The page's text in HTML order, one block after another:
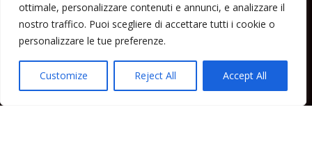
ottimale, personalizzare contenuti e annunci, e analizzare il
nostro traffico. Puoi scegliere di accettare tutti i cookie o
personalizzare le tue preferenze.
Customize Reject All Accept All
Home
Lipari News
Cronaca Lipari
Politica Lipari
Cultura Lipari